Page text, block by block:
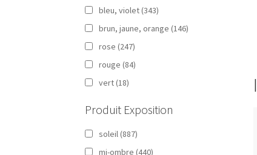
bleu, violet (343)
brun, jaune, orange (146)
rose (247)
rouge (84)
vert (18)
Produit Exposition
soleil (887)
mi-ombre (440)